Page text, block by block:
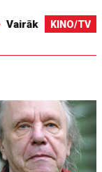
Vairāk KINO/TV